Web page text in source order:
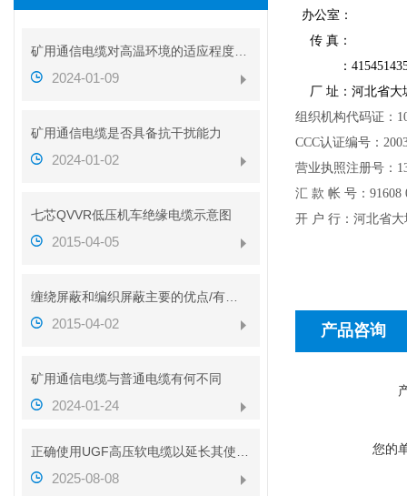
2024-01-09
矿用通信电缆是否具备抗干扰能力
2024-01-02
七芯QVVR低压机车绝缘电缆示意图
2015-04-05
2015-04-02
矿用通信电缆与普通电缆有何不同
2024-01-24
2025-08-08
办公室：
传 真：
：
厂 址：河北省
组织机构代码证：
CCC认证编号：
营业执照注册号：
汇 款 帐 号： 91608
开 户 行：河北省
产品咨询
您的